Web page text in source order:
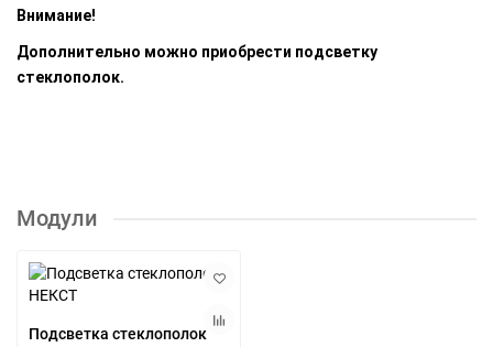
Внимание!
Дополнительно можно приобрести подсветку
стеклополок.
Модули
Подсветка стеклополок